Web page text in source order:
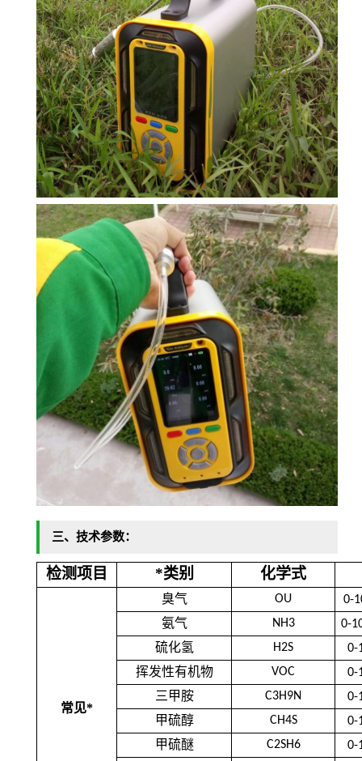
三、 技术参数：
检测项目 *类别 化学式
常见*
臭气 OU 0-
氨气 NH3 0-
硫化氢 H2S 0-
挥发性有机物 VOC 0-
三甲胺 C3H9N 0-
甲硫醇 CH4S 0-
甲硫醚 C2SH6 0-